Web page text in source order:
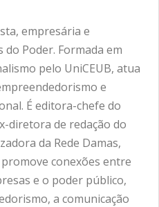
empresária e
do Poder. Formada em
pelo UniCEUB, atua
e
É editora-chefe do
diretora de redação do
da Rede Damas,
conexões entre
e o poder público,
a comunicação